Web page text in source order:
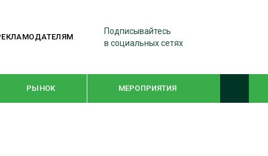
Подписывайтесь
в социальных сетях
РЫНОК МЕРОПРИЯТИЯ